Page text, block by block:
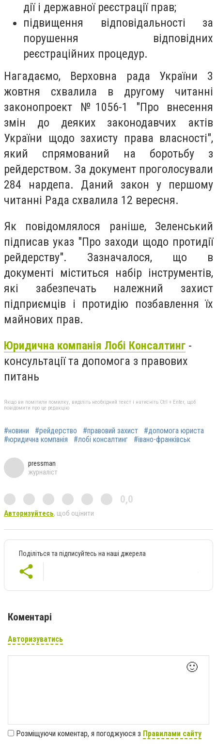
дії і державної реєстрації прав;
підвищення відповідальності за
порушення відповідних
реєстраційних процедур.
Нагадаємо, Верховна рада України 3
жовтня схвалила в другому читанні
законопроект №1056-1 "Про внесення
змін до деяких законодавчих актів
України щодо захисту права власності",
який спрямований на боротьбу з
рейдерством. За документ проголосували
284 нардепа. Даний закон у першому
читанні Рада схвалила 12 вересня.
Як повідомлялося раніше, Зеленський
підписав указ "Про заходи щодо протидії
рейдерству". Зазначалося, що в
документі міститься набір інструментів,
які забезпечать належний захист
підприємців і протидію позбавлення їх
майнових прав.
Юридична компанія Лобі Консалтинг -
консультації та допомога з правових
питань
Якщо ви помітили помилку, виділіть необхідний текст і натисніть Ctrl + Enter, щоб
повідомити про це редакцію
#новини #рейдерство #правовий захист
#допомога юриста
#юридична компанія
#лобі консалтинг #івано-франківськ
pressman
журналіст
0,0
Авторизуйтесь, щоб оцінити
Поділіться та підписуйтесь на наші джерела
Коментарі
Авторизуватись
🙂
Розміщуючи коментар, я погоджуюся з Правилами сайту